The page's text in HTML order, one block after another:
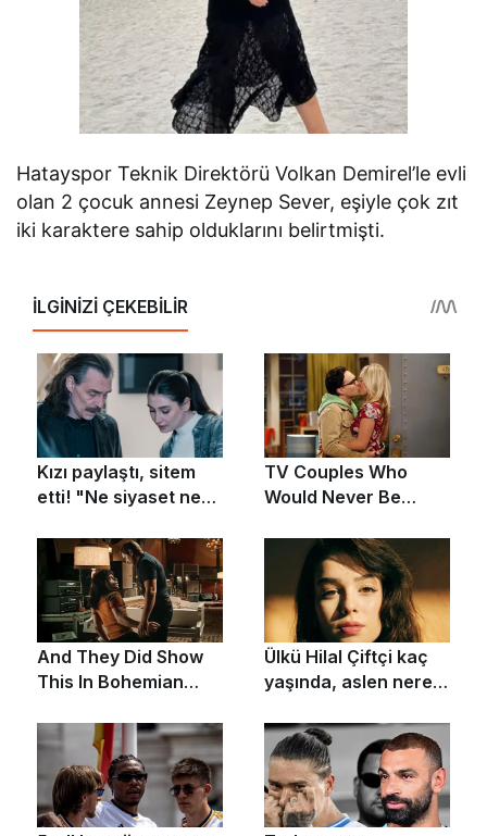
Hatayspor Teknik Direktörü Volkan Demirel’le evli
olan 2 çocuk annesi Zeynep Sever, eşiyle çok zıt
iki karaktere sahip olduklarını belirtmişti.